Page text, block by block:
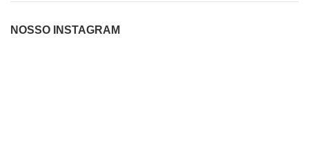
NOSSO INSTAGRAM